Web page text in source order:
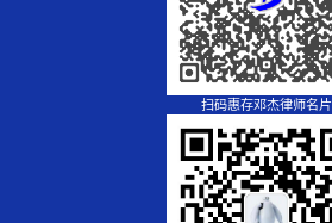
扫码惠存邓杰律师名片